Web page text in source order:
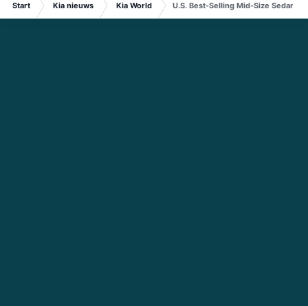
Start Kia nieuws Kia World U.S. Best-Selling Mid-Size Sedans